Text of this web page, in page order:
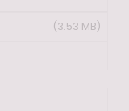
(3.53 MB)